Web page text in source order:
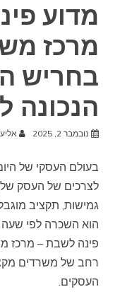
מדוע
מרכז
בחריש
הנכונה
נובמבר 2, 2025
בעולם העסקי של
לצרכים של העסק
גמישות, תקציב
הוא השכרה לפי שעה
פינה לשבת – מרכז
רחב של משרדים
העסקים.